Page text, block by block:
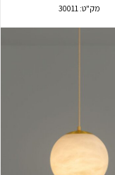
מק"ט: 30011